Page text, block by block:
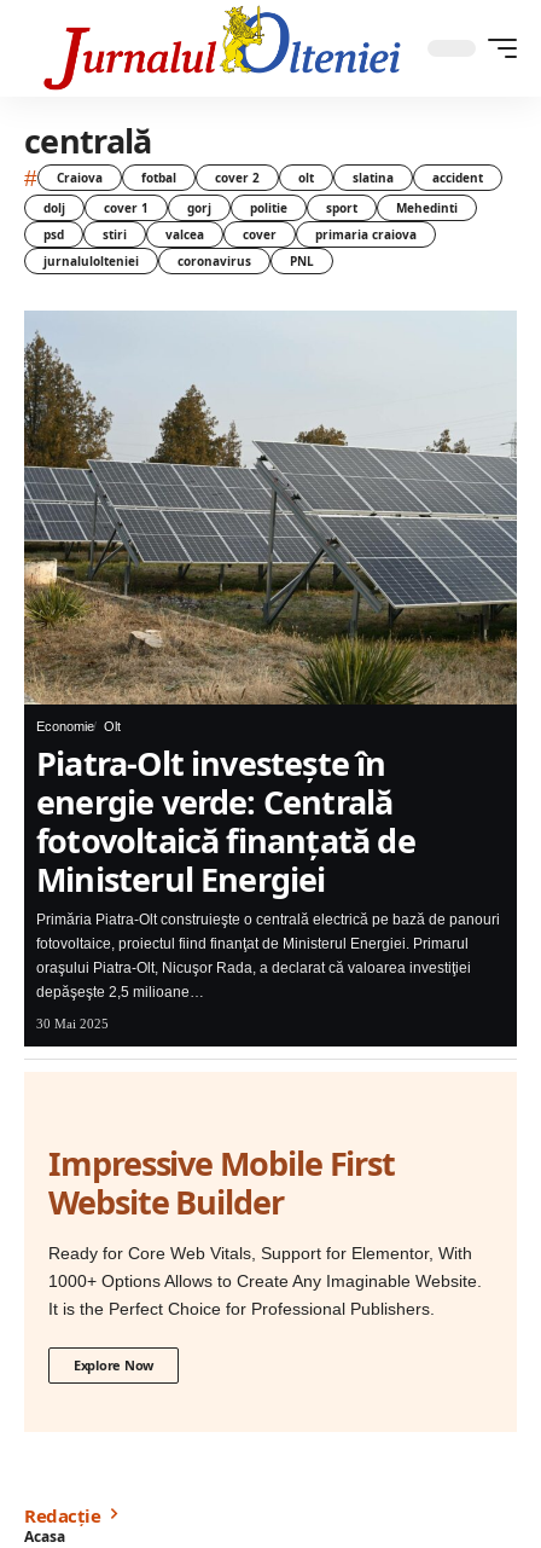
centrală
# Craiova fotbal cover 2 olt slatina
accident
dolj
cover 1 gorj politie sport
Mehedinti
psd
stiri valcea cover
primaria craiova
jurnalulolteniei
coronavirus PNL
Economie Olt
Piatra-Olt investește în
energie verde: Centrală
fotovoltaică finanțată de
Ministerul Energiei
Primăria Piatra-Olt construieşte o centrală electrică pe bază de panouri
fotovoltaice, proiectul fiind finanţat de Ministerul Energiei. Primarul
oraşului Piatra-Olt, Nicuşor Rada, a declarat că valoarea investiţiei
depăşeşte 2,5 milioane…
30 Mai 2025
Impressive Mobile First
Website Builder
Ready for Core Web Vitals, Support for Elementor, With
1000+ Options Allows to Create Any Imaginable Website.
It is the Perfect Choice for Professional Publishers.
Explore Now
Redacție
Acasa